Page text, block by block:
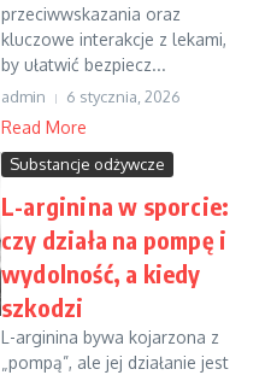
przeciwwskazania oraz
kluczowe interakcje z lekami,
by ułatwić bezpiecz...
admin 6 stycznia, 2026
Read More
Substancje odżywcze
L-arginina w sporcie:
czy działa na pompę i
wydolność, a kiedy
szkodzi
L-arginina bywa kojarzona z
„pompą”, ale jej działanie jest